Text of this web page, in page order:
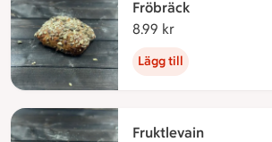
Fröbräck
8.99 kr
Lägg till
Fruktlevain